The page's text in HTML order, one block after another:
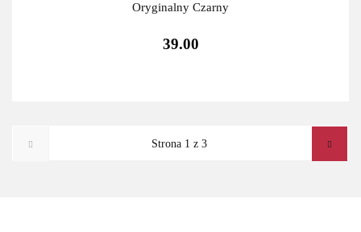
Oryginalny Czarny
39.00